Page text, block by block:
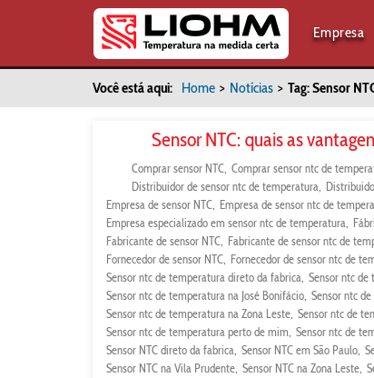
Empresa
Você está aqui: Home > Notícias > Tag: Sensor
Sensor NTC: quais as
Comprar sensor NTC Comprar sensor ntc de
Distribuidor de sensor ntc de temperatura
Empresa de sensor NTC Empresa de sensor ntc de
Empresa especializado em sensor ntc de temperatura
Fabricante de sensor NTC Fabricante de sensor ntc de
Fornecedor de sensor NTC Fornecedor de sensor ntc de
Sensor ntc de temperatura direto da fabrica Sensor ntc de
Sensor ntc de temperatura na José Bonifácio Sensor ntc
Sensor ntc de temperatura na Zona Leste Sensor ntc de
Sensor ntc de temperatura perto de mim Sensor ntc de
Sensor NTC direto da fabrica Sensor NTC em São Paulo
Sensor NTC na Vila Prudente Sensor NTC na Zona Leste